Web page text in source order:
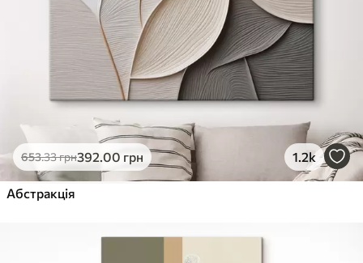
653.33грн392.00 грн 1.2k
Абстракція